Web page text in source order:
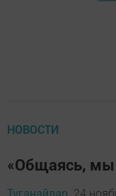
НОВОСТИ
«Общаясь, мы
Туганайлар, 24